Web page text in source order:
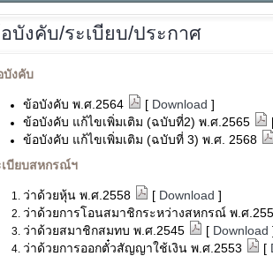
บังคับ/ระเบียบ/ประกาศ
บังคับ
ข้อบังคับ พ.ศ.2564 [ Download ]
ข้อบังคับ แก้ไขเพิ่มเติม (ฉบับที่2) พ.ศ.2565
ข้อบังคับ แก้ไขเพิ่มเติม (ฉบับที่ 3) พ.ศ. 2568
เบียบสหกรณ์ฯ
ว่าด้วยหุ้น พ.ศ.2558 [ Download ]
ว่าด้วยการโอนสมาชิกระหว่างสหกรณ์ พ.ศ
ว่าด้วยสมาชิกสมทบ พ.ศ.2545
[ Download
ว่าด้วยการออกตั๋วสัญญาใช้เงิน พ.ศ.2553
[